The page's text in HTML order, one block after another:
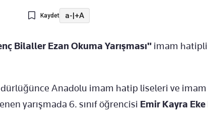
Kaydet a-|+A
Bilaller Ezan Okuma Yarışması" imam hatipli
Anadolu imam hatip liseleri ve
yarışmada 6. sınıf öğrencisi Emir Kayra Eke